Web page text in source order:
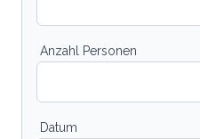
Anzahl Personen
Datum